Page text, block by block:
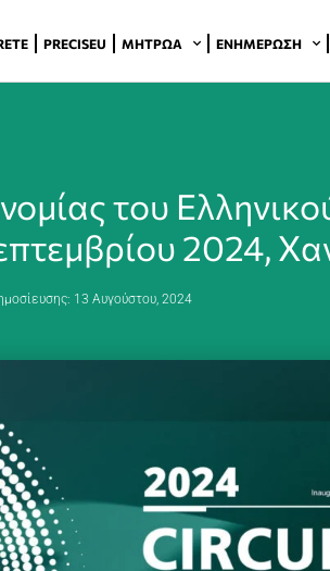
PRECISEU ΜΗΤΡΏΑ ΕΝΗΜΈΡΩΣΗ
του
2024,
13 Αυγούστου, 2024